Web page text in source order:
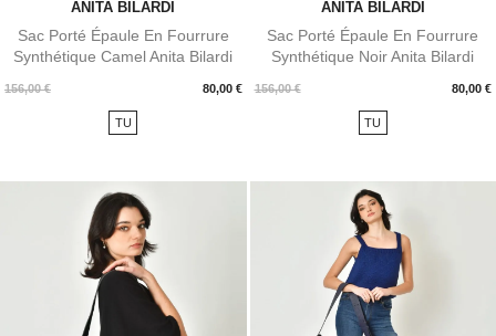
ANITA BILARDI
Sac Porté Épaule En Fourrure
Synthétique Camel Anita Bilardi
156,00 € 80,00 €
Prix
TU
ANITA BILARDI
Sac Porté Épaule En Fourrure
Synthétique Noir Anita Bilardi
156,00 € 80,00 €
Prix
TU